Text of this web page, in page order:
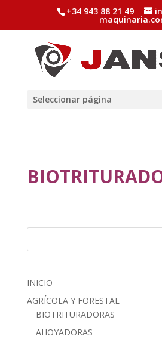
+34 943 88 21 49
Seleccionar página
INICIO
AGRÍCOLA Y FORESTAL
BIOTRITURADORAS
AHOYADORAS